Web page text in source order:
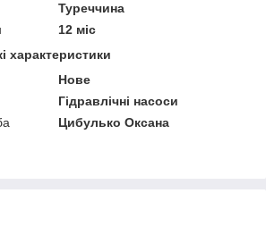
Туреччина
12 міс
характеристики
Нове
Гідравлічні насоси
Цибулько Оксана